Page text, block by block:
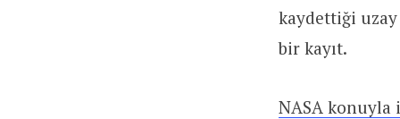
kaydettiği
bir kayıt.
NASA konuyla